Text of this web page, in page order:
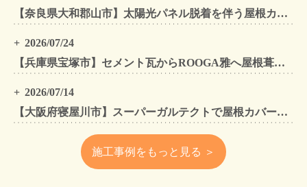
【奈良県大和郡山市】太陽光パネル脱着を伴う屋根カバー工法・外壁カバー工法・外壁塗装工事｜スーパーガルテクト施工事例
2026/07/24
【兵庫県宝塚市】セメント瓦からROOGA雅へ屋根葺き替え モダングレーで軽量化・外壁塗装も同時施工
2026/07/14
【大阪府寝屋川市】スーパーガルテクトで屋根カバー工法・外壁塗装・雨樋工事｜住まいをトータルリフォームした施工事例
施工事例をもっと見る ＞